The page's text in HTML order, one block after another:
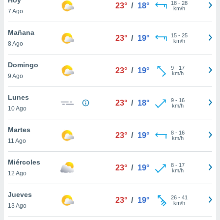
en
más
nuestra
de
cookies
aceptar
7 Ago
23° / 18° 18- 28
km/h
Mañana
8 Ago
23° / 19° 15- 25
km/h
Domingo
9 Ago
23° / 19° 9- 17
km/h
Lunes
10 Ago
23° / 18° 9- 16
km/h
Martes
11 Ago
23° / 19° 8- 16
km/h
Miércoles
12 Ago
23° / 19° 8- 17
km/h
Jueves
13 Ago
23° / 19° 26- 41
km/h